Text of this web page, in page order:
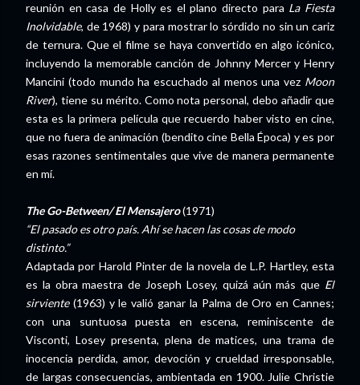
reunión en casa de Holly es el plano directo para La Fiesta
Inolvidable, de 1968) y para mostrar lo sórdido no sin un cariz
de ternura. Que el filme se haya convertido en algo icónico,
incluyendo la memorable canción de Johnny Mercer y Henry
Mancini (todo mundo ha escuchado al menos una vez Moon
River), tiene su mérito. Como nota personal, debo añadir que
esta es la primera película que recuerdo haber visto en cine,
que no fuera de animación (bendito cine Bella Época) y es por
esas razones sentimentales que vive de manera permanente
en mí.
The Go-Between/ El Mensajero(1971)
“El pasado es otro país. Ahí se hacen las cosas de modo
distinto.”
Adaptada por Harold Pinter de la novela de L.P. Hartley, esta
es la obra maestra de Joseph Losey, quizá aún más que El
sirviente(1963) y le valió ganar la Palma de Oro en Cannes;
con una suntuosa puesta en escena, reminiscente de
Visconti, Losey presenta, plena de matices, una trama de
inocencia perdida, amor, devoción y crueldad irresponsable,
de largas consecuencias, ambientada en 1900. Julie Christie